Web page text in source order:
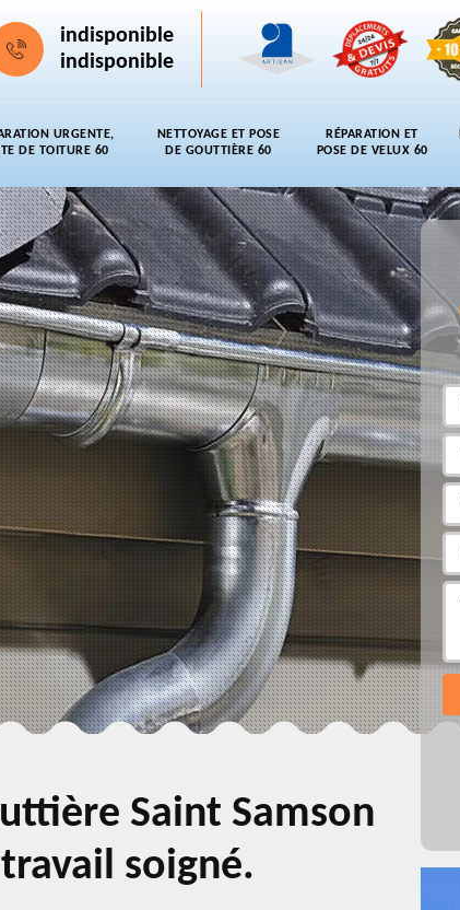
indisponible
indisponible
URGENTE,
DE TOITURE 60
NETTOYAGE ET POSE
DE GOUTTIÈRE 60
RÉPARATION ET
POSE DE VELUX 60
Saint Samson
soigné.